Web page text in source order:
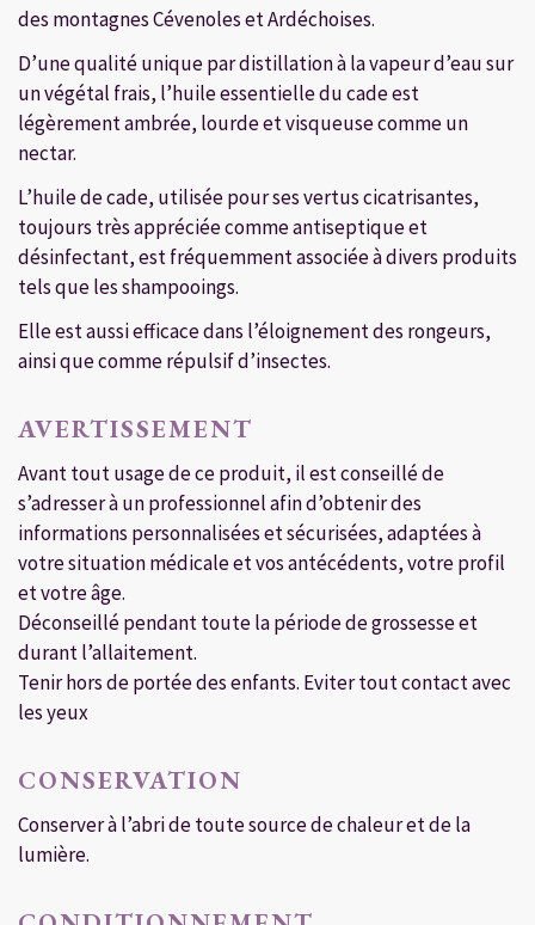
des montagnes Cévenoles et Ardéchoises.
D’une qualité unique par distillation à la vapeur d’eau sur
un végétal frais, l’huile essentielle du cade est
légèrement ambrée, lourde et visqueuse comme un
nectar.
L’huile de cade, utilisée pour ses vertus cicatrisantes,
toujours très appréciée comme antiseptique et
désinfectant, est fréquemment associée à divers produits
tels que les shampooings.
Elle est aussi efficace dans l’éloignement des rongeurs,
ainsi que comme répulsif d’insectes.
AVERTISSEMENT
Avant tout usage de ce produit, il est conseillé de
s’adresser à un professionnel afin d’obtenir des
informations personnalisées et sécurisées, adaptées à
votre situation médicale et vos antécédents, votre profil
et votre âge.
Déconseillé pendant toute la période de grossesse et
durant l’allaitement.
Tenir hors de portée des enfants. Eviter tout contact avec
les yeux
CONSERVATION
Conserver à l’abri de toute source de chaleur et de la
lumière.